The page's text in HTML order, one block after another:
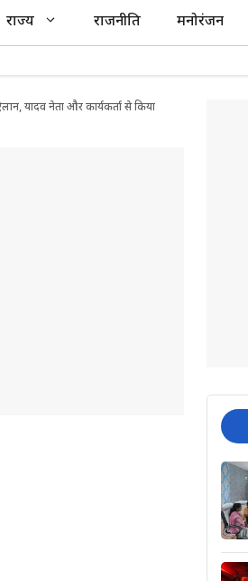
राज्य राजनीति मनोरंजन
यादव नेता और कार्यकर्ता से किया